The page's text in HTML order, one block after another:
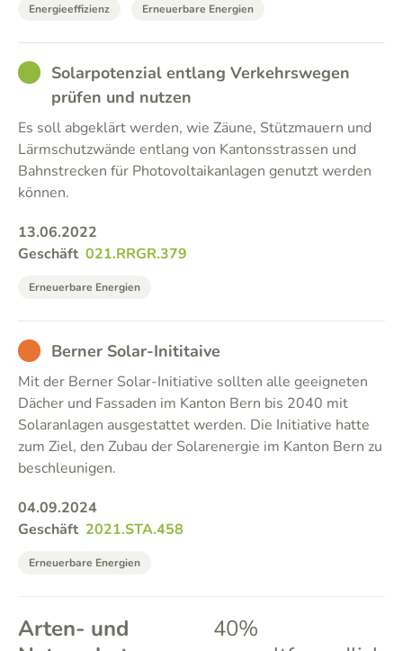
Energieeffizienz Erneuerbare Energien
GOODSolarpotenzial entlang Verkehrswegen
prüfen und nutzen
Es soll abgeklärt werden, wie Zäune, Stützmauern und
Lärmschutzwände entlang von Kantonsstrassen und
Bahnstrecken für Photovoltaikanlagen genutzt werden
können.
13.06.2022
Geschäft 021.RRGR.379
Erneuerbare Energien
BAD Berner Solar-Inititaive
Mit der Berner Solar-Initiative sollten alle geeigneten
Dächer und Fassaden im Kanton Bern bis 2040 mit
Solaranlagen ausgestattet werden. Die Initiative hatte
zum Ziel, den Zubau der Solarenergie im Kanton Bern zu
beschleunigen.
04.09.2024
Geschäft 2021.STA.458
Erneuerbare Energien
Arten- und
40%